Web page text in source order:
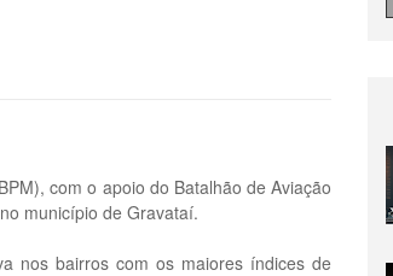
com o apoio do Batalhão de Aviação
município de Gravataí.
nos bairros com os maiores índices de